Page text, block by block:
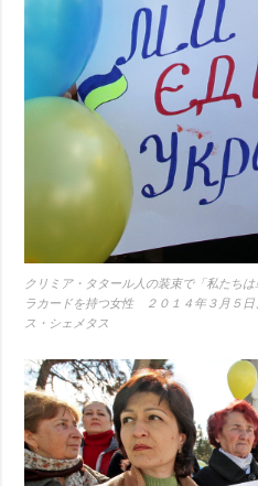
クリミア・タタール人の装束で「私たち
ラカードを持つ女性 ２０１４年３月５
ス・シェメタス